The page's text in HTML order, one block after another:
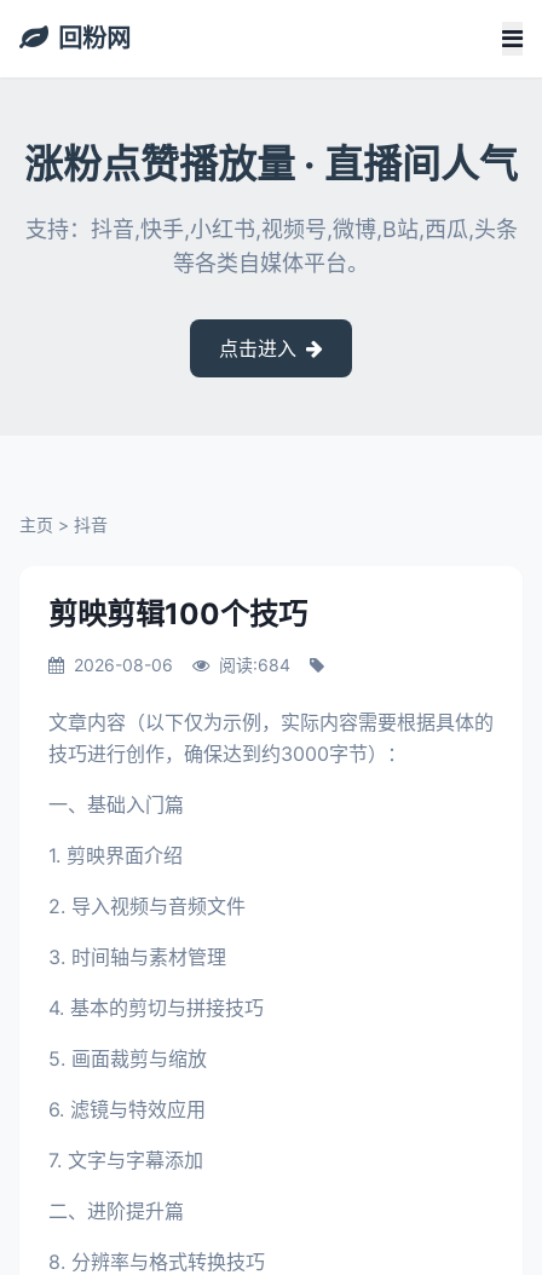
回粉网
涨粉点赞播放量 · 直播间人气
支持：抖音,快手,小红书,视频号,微博,B站,西瓜,头条
等各类自媒体平台。
点击进入
主页 > 抖音
剪映剪辑100个技巧
2026-08-06 阅读:684
文章内容（以下仅为示例，实际内容需要根据具体的
技巧进行创作，确保达到约3000字节）：
一、基础入门篇
1. 剪映界面介绍
2. 导入视频与音频文件
3. 时间轴与素材管理
4. 基本的剪切与拼接技巧
5. 画面裁剪与缩放
6. 滤镜与特效应用
7. 文字与字幕添加
二、进阶提升篇
8. 分辨率与格式转换技巧